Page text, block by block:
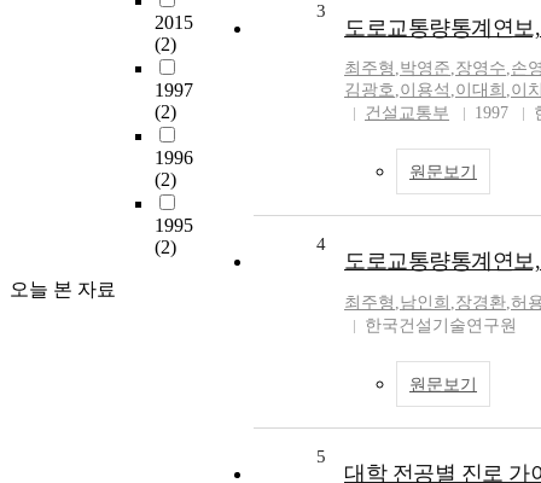
2015
(2)
1997
(2)
1996
(2)
1995
(2)
오늘 본 자료
3
도로교통량통계연보,
최주형 ,박영준,장영수,손
김광호,이용석 ,이대희 ,이
건설교통부
1997
원문보기
4
도로교통량통계연보,
최주형 ,남인희 ,장경환,허
한국건설기술연구원
원문보기
5
대학 전공별 진로 가